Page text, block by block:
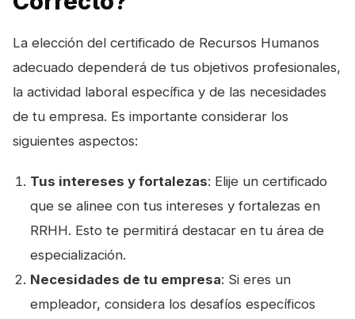
La elección del certificado de Recursos Humanos
adecuado dependerá de tus objetivos profesionales,
la actividad laboral específica y de las necesidades
de tu empresa. Es importante considerar los
siguientes aspectos:
Tus intereses y fortalezas: Elije un certificado
que se alinee con tus intereses y fortalezas en
RRHH. Esto te permitirá destacar en tu área de
especialización.
Necesidades de tu empresa: Si eres un
empleador, considera los desafíos específicos